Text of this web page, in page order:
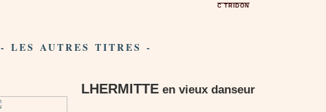
C TRIDON
- LES AUTRES TITRES -
LHERMITTE en vieux danseur